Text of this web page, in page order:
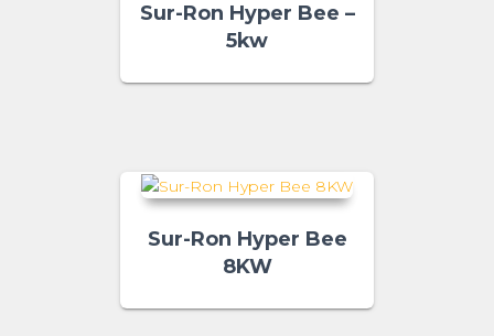
Sur-Ron Hyper Bee –
5kw
Sur-Ron Hyper Bee
8KW